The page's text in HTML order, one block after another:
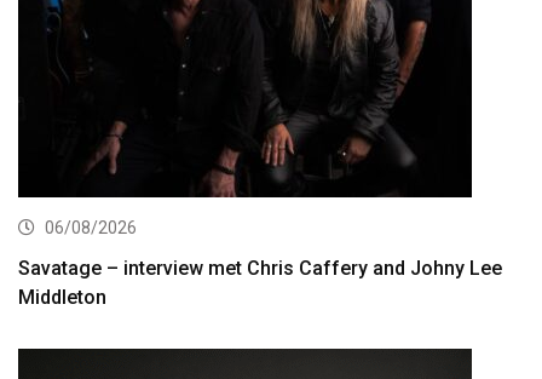
06/08/2026
Savatage – interview met Chris Caffery and Johny Lee
Middleton